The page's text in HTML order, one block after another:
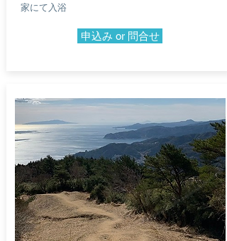
家にて入浴
申込み or 問合せ